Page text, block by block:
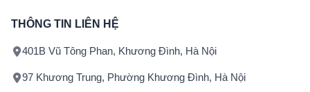
THÔNG TIN LIÊN HỆ
401B Vũ Tông Phan, Khương Đình, Hà Nội
97 Khương Trung, Phường Khương Đình, Hà Nội